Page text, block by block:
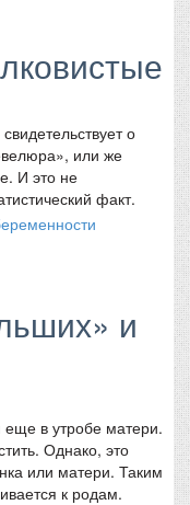
о
или же
И это не
факт.
и
в утробе матери.
Однако, это
или матери. Таким
к родам.